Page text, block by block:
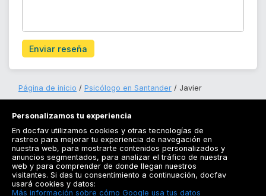
Enviar reseña
Página de inicio Psicólogo en Santander Javier
Registrarse
Docfav
Personalizamos tu experiencia
En docfav utilizamos cookies y otras tecnologías de
rastreo para mejorar tu experiencia de navegación en
nuestra web, para mostrarte contenidos personalizados y
anuncios segmentados, para analizar el tráfico de nuestra
web y para comprender de donde llegan nuestros
visitantes. Si das tu consentimiento a continuación, docfav
usará cookies y datos:
Más información sobre cómo Google usa tus datos